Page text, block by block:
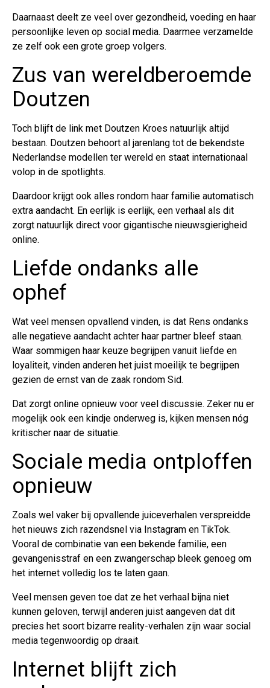
Daarnaast deelt ze veel over gezondheid, voeding en haar
persoonlijke leven op social media. Daarmee verzamelde
ze zelf ook een grote groep volgers.
Zus van wereldberoemde
Doutzen
Toch blijft de link met Doutzen Kroes natuurlijk altijd
bestaan. Doutzen behoort al jarenlang tot de bekendste
Nederlandse modellen ter wereld en staat internationaal
volop in de spotlights.
Daardoor krijgt ook alles rondom haar familie automatisch
extra aandacht. En eerlijk is eerlijk, een verhaal als dit
zorgt natuurlijk direct voor gigantische nieuwsgierigheid
online.
Liefde ondanks alle
ophef
Wat veel mensen opvallend vinden, is dat Rens ondanks
alle negatieve aandacht achter haar partner bleef staan.
Waar sommigen haar keuze begrijpen vanuit liefde en
loyaliteit, vinden anderen het juist moeilijk te begrijpen
gezien de ernst van de zaak rondom Sid.
Dat zorgt online opnieuw voor veel discussie. Zeker nu er
mogelijk ook een kindje onderweg is, kijken mensen nóg
kritischer naar de situatie.
Sociale media ontploffen
opnieuw
Zoals wel vaker bij opvallende juiceverhalen verspreidde
het nieuws zich razendsnel via Instagram en TikTok.
Vooral de combinatie van een bekende familie, een
gevangenisstraf en een zwangerschap bleek genoeg om
het internet volledig los te laten gaan.
Veel mensen geven toe dat ze het verhaal bijna niet
kunnen geloven, terwijl anderen juist aangeven dat dit
precies het soort bizarre reality-verhalen zijn waar social
media tegenwoordig op draait.
Internet blijft zich